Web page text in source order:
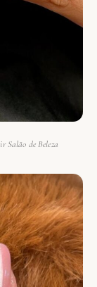
Salão de Beleza